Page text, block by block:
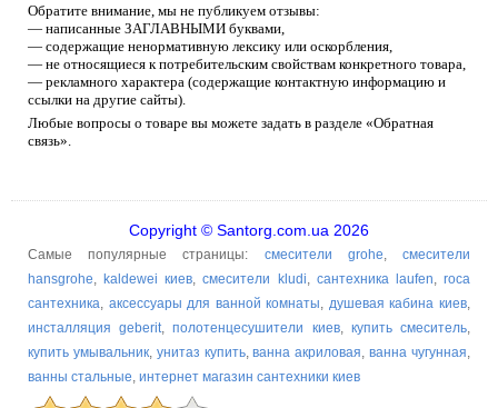
Обратите внимание, мы не публикуем отзывы:
— написанные ЗАГЛАВНЫМИ буквами,
— содержащие ненормативную лексику или оскорбления,
— не относящиеся к потребительским свойствам конкретного товара,
— рекламного характера (содержащие контактную информацию и
ссылки на другие сайты).
Любые вопросы о товаре вы можете задать в разделе «Обратная
связь».
Copyright © Santorg.com.ua 2026
Самые популярные страницы: смесители grohe,смесители
hansgrohe, kaldewei киев,смесители kludi, сантехника laufen,roca
сантехника, аксессуары для ванной комнаты, душевая кабина киев,
инсталляция geberit,полотенцесушители киев, купить смеситель,
купить умывальник, унитаз купить,ванна акриловая,ванна чугунная,
ванны стальные, интернет магазин сантехники киев